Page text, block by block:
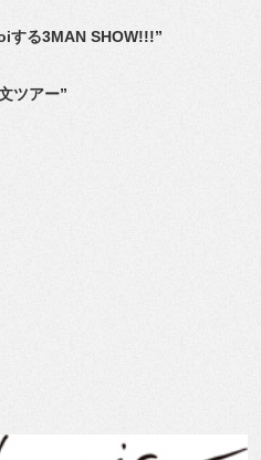
する3MAN SHOW!!!”
ツアー”